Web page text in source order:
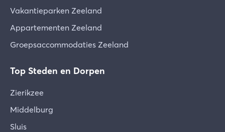
Vakantieparken Zeeland
Appartementen Zeeland
Groepsaccommodaties Zeeland
Top Steden en Dorpen
Zierikzee
Middelburg
Sluis